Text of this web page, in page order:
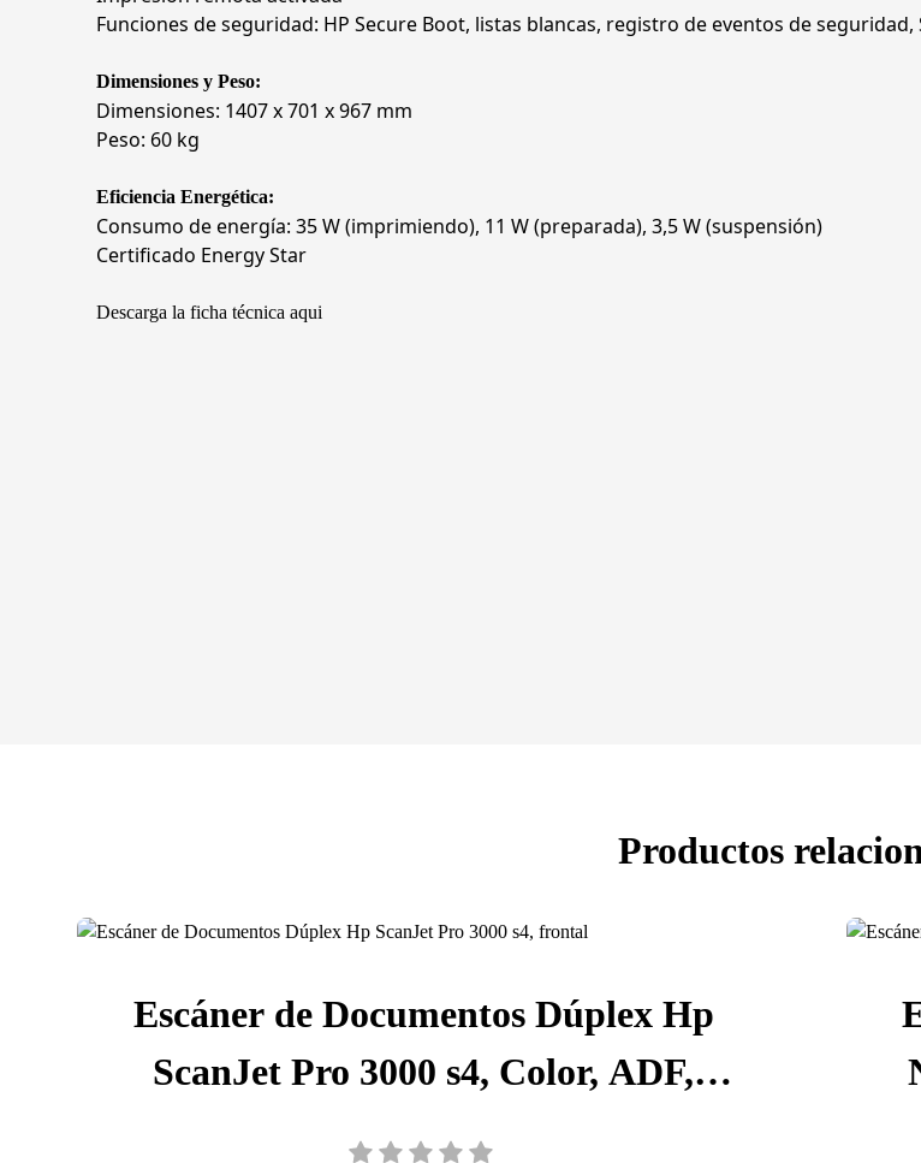
Funciones de seguridad: HP Secure Boot, listas blancas, registro de eventos de seguridad,
Dimensiones y Peso:
Dimensiones: 1407 x 701 x 967 mm
Peso: 60 kg
Eficiencia Energética:
Consumo de energía: 35 W (imprimiendo), 11 W (preparada), 3,5 W (suspensión)
Certificado Energy Star
Descarga la ficha técnica aqui
Productos
Escáner de Documentos Dúplex Hp
ScanJet Pro 3000 s4, Color, ADF,